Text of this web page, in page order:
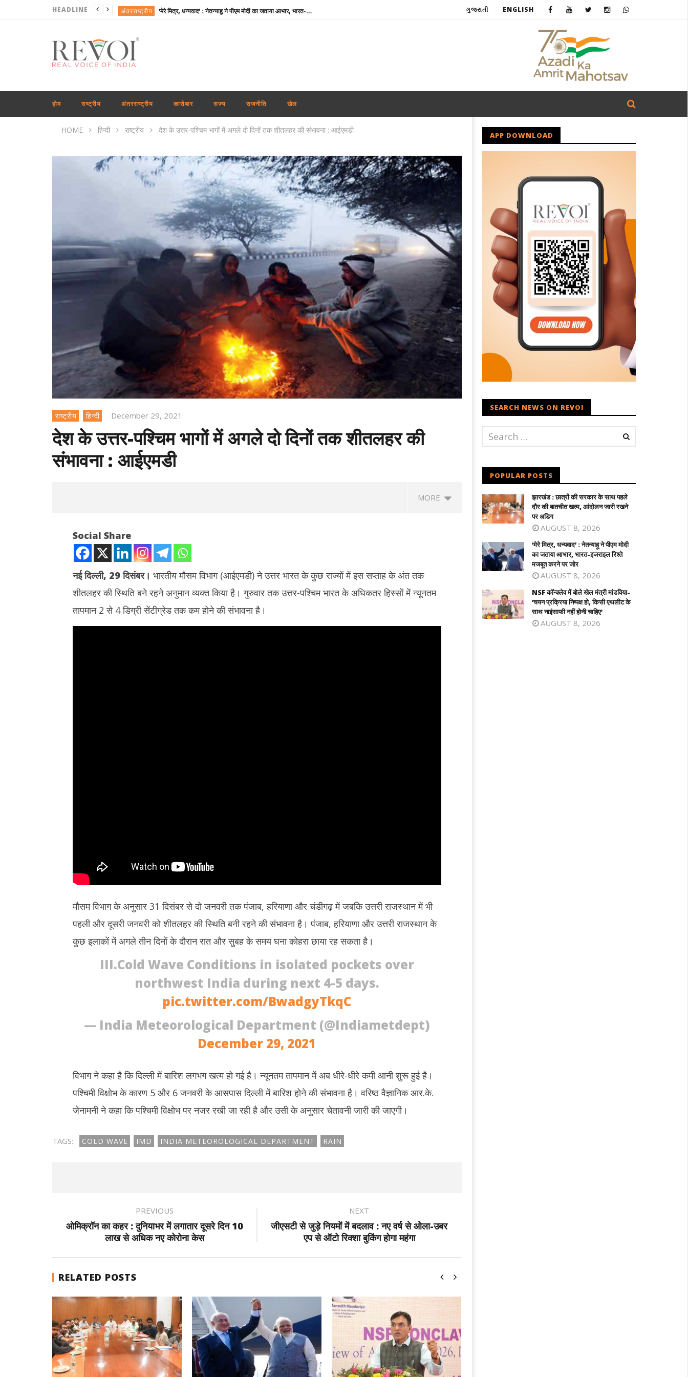
HEADLINE अंतरराष्ट्रीय ‘मेरे मित्र, धन्यवाद’ : नेतन्याहू ने पीएम मोदी का जताया आभार, भारत-इजराइल रिश्ते मजबूत करने पर जोर
राजनीति
राष्ट्रीय
अंतरराष्ट्रीय
कारोबार शेयर बाजार में गिरावट के साथ कारोबारी सप्ताह का समापन, सेंसेक्स 456 अंक टूटा, निफ्टी 65 अंक कमजोर
अंतरराष्ट्रीय बांग्लादेश ने बिजली व गैस संकट के बीच भारत से अधिक डीजल सप्लाई की अपील की
राजनीति झारखंड : छात्रों की सरकार के साथ पहले दौर की बातचीत खत्म, आंदोलन जारी रखने पर अडिग
ગુજરાતી ENGLISH
होम राष्ट्रीय अंतरराष्ट्रीय कारोबार राज्य राजनीति खेल
HOME हिन्दी राष्ट्रीय देश के उत्तर-पश्चिम भागों में अगले दो दिनों तक शीतलहर की संभावना : आईएमडी
राष्ट्रीय हिन्दी December 29, 2021
देश के उत्तर-पश्चिम भागों में अगले दो दिनों तक शीतलहर की
संभावना : आईएमडी
MORE
NOW VIEWING
NSF कॉन्क्लेव में बोले खेल मंत्री मांडविया- ‘चयन
तमिलनाडु के सीएम विजय को राहत : पत्नी
Social Share
नई दिल्ली, 29 दिसंबर। भारतीय मौसम विभाग (आईएमडी) ने उत्तर भारत के कुछ राज्यों में इस सप्ताह के अंत तक
शीतलहर की स्थिति बने रहने अनुमान व्‍यक्‍त किया है। गुरुवार तक उत्तर-पश्चिम भारत के अधिकतर हिस्सों में न्यूनतम
तापमान 2 से 4 डिग्री सेंटीग्रेड तक कम होने की संभावना है।
मौसम विभाग के अनुसार 31 दिसंबर से दो जनवरी तक पंजाब, हरियाणा और चंडीगढ़ में जबकि उत्तरी राजस्थान में भी
पहली और दूसरी जनवरी को शीतलहर की स्थिति बनी रहने की संभावना है। पंजाब, हरियाणा और उत्तरी राजस्थान के
कुछ इलाकों में अगले तीन दिनों के दौरान रात और सुबह के समय घना कोहरा छाया रह सकता है।
III.Cold Wave Conditions in isolated pockets over
northwest India during next 4-5 days.
pic.twitter.com/BwadgyTkqC
— India Meteorological Department (@Indiametdept)
December 29, 2021
विभाग ने कहा है कि दिल्ली में बारिश लगभग खत्म हो गई है। न्यूनतम तापमान में अब धीरे-धीरे कमी आनी शुरू हुई है।
पश्चिमी विक्षोभ के कारण 5 और 6 जनवरी के आसपास दिल्ली में बारिश होने की संभावना है। वरिष्ठ वैज्ञानिक आर.के.
जेनामनी ने कहा कि पश्चिमी विक्षोभ पर नजर रखी जा रही है और उसी के अनुसार चेतावनी जारी की जाएगी।
TAGS: COLD WAVE IMD INDIA METEOROLOGICAL DEPARTMENT RAIN
PREVIOUS
ओमिक्रॉन का कहर : दुनियाभर में लगातार दूसरे दिन 10
लाख से अधिक नए कोरोना केस
NEXT
जीएसटी से जुड़े नियमों में बदलाव : नए वर्ष से ओला-उबर
एप से ऑटो रिक्शा बुकिंग होगा महंगा
RELATED POSTS
APP DOWNLOAD
SEARCH NEWS ON REVOI
POPULAR POSTS
झारखंड : छात्रों की सरकार के साथ पहले
दौर की बातचीत खत्म, आंदोलन जारी रखने
पर अडिग
AUGUST 8, 2026
‘मेरे मित्र, धन्यवाद’ : नेतन्याहू ने पीएम मोदी
का जताया आभार, भारत-इजराइल रिश्ते
मजबूत करने पर जोर
AUGUST 8, 2026
NSF कॉन्क्लेव में बोले खेल मंत्री मांडविया-
‘चयन प्रक्रिया निष्पक्ष हो, किसी एथलीट के
साथ नाइंसाफी नहीं होनी चाहिए’
AUGUST 8, 2026